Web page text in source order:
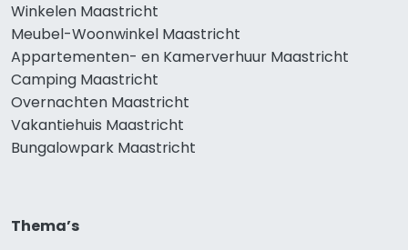
Winkelen Maastricht
Meubel-Woonwinkel Maastricht
Appartementen- en Kamerverhuur Maastricht
Camping Maastricht
Overnachten Maastricht
Vakantiehuis Maastricht
Bungalowpark Maastricht
Thema’s